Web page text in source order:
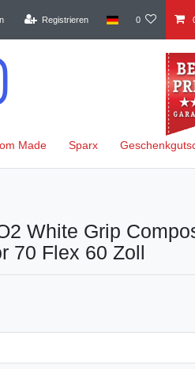
Registrieren 0
Made Sparx
White Grip
70 Flex 60 Zoll